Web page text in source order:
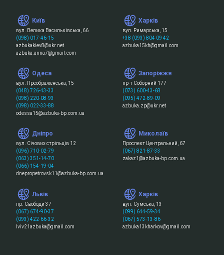
Київ
вул. Велика Васильківська, 66
(098) 017-46-15
azbukakiev8@ukr.net
azbuka.anna7@gmail.com
Харків
вул. Римарська, 15
+38 (093) 804 09 42
azbuka15kh@gmail.com
Одеса
вул. Преображенська, 15
(048) 726-43-33
(098) 220-08-93
(098) 022-33-88
odessa15@azbuka-bp.com.ua
Запоріжжя
пр-т Соборний 177
(073) 600-43-68
(095) 472-89-09
azbuka.zp@ukr.net
Дніпро
вул. Січових стрільців 12
(096) 710-02-79
(063) 351-14-70
(066) 154-19-04
dnepropetrovsk11@azbuka-bp.com.ua
Миколаїв
Проспект Центральний, 67
(067) 821-87-33
zakaz1@azbuka-bp.com.ua
Львів
пр. Свободи 37
(067) 674-90-37
(093) 422-66-32
lviv21azbuka@gmail.com
Харків
вул. Сумська, 13
(099) 644-59-34
(067) 573-13-86
azbuka13kharkov@gmail.com